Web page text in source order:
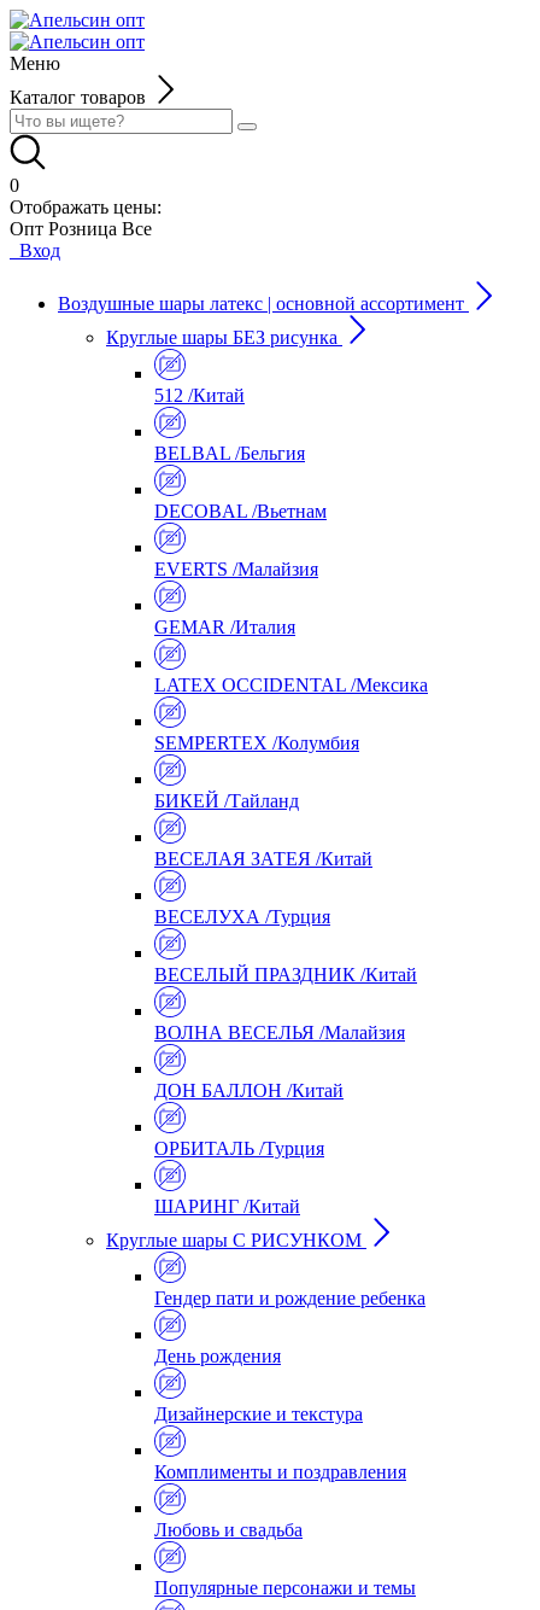
Меню
Каталог товаров
0
Отображать цены:
Опт Розница Все
Вход
Воздушные шары латекс | основной ассортимент
Круглые шары БЕЗ рисунка
512 /Китай
BELBAL /Бельгия
DECOBAL /Вьетнам
EVERTS /Малайзия
GEMAR /Италия
LATEX OCCIDENTAL /Мексика
SEMPERTEX /Колумбия
БИКЕЙ /Тайланд
ВЕСЕЛАЯ ЗАТЕЯ /Китай
ВЕСЕЛУХА /Турция
ВЕСЕЛЫЙ ПРАЗДНИК /Китай
ВОЛНА ВЕСЕЛЬЯ /Малайзия
ДОН БАЛЛОН /Китай
ОРБИТАЛЬ /Турция
ШАРИНГ /Китай
Круглые шары С РИСУНКОМ
Гендер пати и рождение ребенка
День рождения
Дизайнерские и текстура
Комплименты и поздравления
Любовь и свадьба
Популярные персонажи и темы